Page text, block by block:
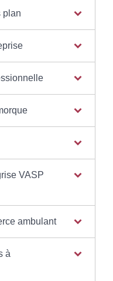
plan
VASP
ambulant
à